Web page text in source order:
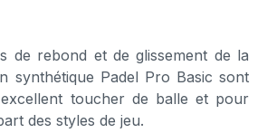
de rebond et de glissement de la
synthétique Padel Pro Basic sont
toucher de balle et pour
des styles de jeu.